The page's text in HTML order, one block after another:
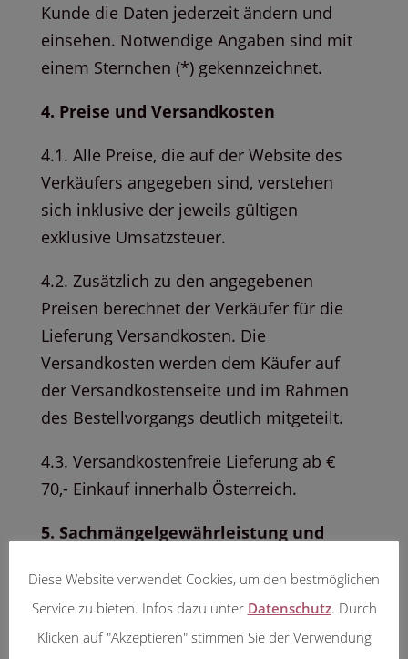
Kunde die Daten jederzeit ändern und
einsehen. Notwendige Angaben sind mit
einem Sternchen (*) gekennzeichnet.
4. Preise und Versandkosten
4.1. Alle Preise, die auf der Website des
Verkäufers angegeben sind, verstehen
sich inklusive der jeweils gültigen
exklusive Umsatzsteuer.
4.2. Zusätzlich zu den angegebenen
Preisen berechnet der Verkäufer für die
Lieferung Versandkosten. Die
Versandkosten werden dem Käufer auf
der Versandkostenseite und im Rahmen
des Bestellvorgangs deutlich mitgeteilt.
4.3. Versandkostenfreie Lieferung ab €
70,- Einkauf innerhalb Österreich.
5. Sachmängelgewährleistung und
Die Gewährleistung bestimmt sich nach
gesetzlichen Vorschriften.
Diese Website verwendet Cookies, um den bestmöglichen
Service zu bieten. Infos dazu unter Datenschutz. Durch
Klicken auf "Akzeptieren" stimmen Sie der Verwendung